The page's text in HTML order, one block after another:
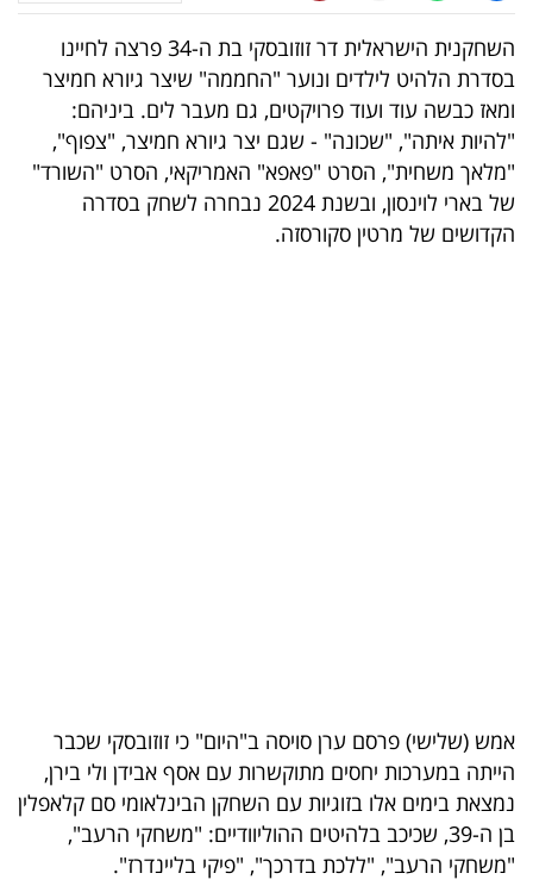
טלוויזיה
עסקי
ספורט
קריירה
ולימודים
המילון
הכלכלי
פודקאסט
40
השחקנית הישראלית דר זוזובסקי בת ה-34 פרצה לחיינו
בסדרת הלהיט לילדים ונוער "החממה" שיצר גיורא חמיצר
ומאז כבשה עוד ועוד פרויקטים, גם מעבר לים. ביניהם:
"להיות איתה", "שכונה" - שגם יצר גיורא חמיצר, "צפוף",
"מלאך משחית", הסרט "פאפא" האמריקאי, הסרט "השורד"
של בארי לוינסון, ובשנת 2024 נבחרה לשחק בסדרה
הקדושים של מרטין סקורסזה.
אמש (שלישי) פרסם ערן סויסה ב"היום" כי זוזובסקי שכבר
הייתה במערכות יחסים מתוקשרות עם אסף אבידן ולי בירן,
נמצאת בימים אלו בזוגיות עם השחקן הבינלאומי סם קלאפלין
בן ה-39, שכיכב בלהיטים ההוליוודיים: "משחקי הרעב",
"משחקי הרעב", "ללכת בדרכך", "פיקי בליינדרז".